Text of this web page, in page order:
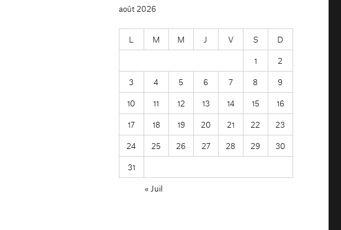
août 2026
L M M J V S
D
1
2
3
4 5 6 7 8
9
10
11 12 13 14 15
16
17
18 19 20 21 22
23
24
25 26 27 28 29
30
31
« Juil